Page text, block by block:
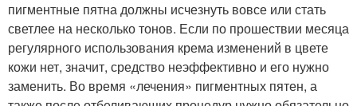
пигментные пятна должны исчезнуть вовсе или стать
светлее на несколько тонов. Если по прошествии месяца
регулярного использования крема изменений в цвете
кожи нет, значит, средство неэффективно и его нужно
заменить. Во время «лечения» пигментных пятен, а